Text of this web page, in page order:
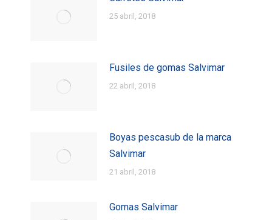
25 abril, 2018
Fusiles de gomas Salvimar
22 abril, 2018
Boyas pescasub de la marca
Salvimar
21 abril, 2018
Gomas Salvimar